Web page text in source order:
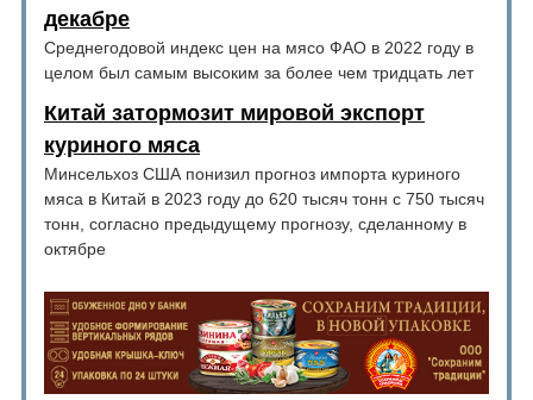
декабре
Среднегодовой индекс цен на мясо ФАО в 2022 году в
целом был самым высоким за более чем тридцать лет
Китай затормозит мировой экспорт
куриного мяса
Минсельхоз США понизил прогноз импорта куриного
мяса в Китай в 2023 году до 620 тысяч тонн с 750 тысяч
тонн, согласно предыдущему прогнозу, сделанному в
октябре